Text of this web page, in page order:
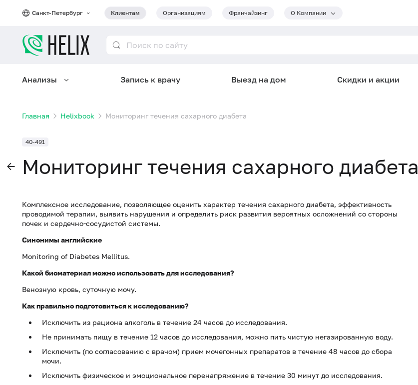
Санкт-Петербург Клиентам Организациям Франчайзинг О Компании
Анализы Запись к врачу Выезд на дом Скидки и акции
Главная Helixbook Мониторинг течения сахарного диабета
40-491
Мониторинг течения сахарного диабета
Комплексное исследование, позволяющее оценить характер течения сахарного диабета, эффективность
проводимой терапии, выявить нарушения и определить риск развития вероятных осложнений со стороны
почек и сердечно-сосудистой системы.
Синонимы английские
Monitoring of Diabetes Mellitus.
Какой биоматериал можно использовать для исследования?
Венозную кровь, суточную мочу.
Как правильно подготовиться к исследованию?
Исключить из рациона алкоголь в течение 24 часов до исследования.
Не принимать пищу в течение 12 часов до исследования, можно пить чистую негазированную воду.
Исключить (по согласованию с врачом) прием мочегонных препаратов в течение 48 часов до сбора
мочи.
Исключить физическое и эмоциональное перенапряжение в течение 30 минут до исследования.